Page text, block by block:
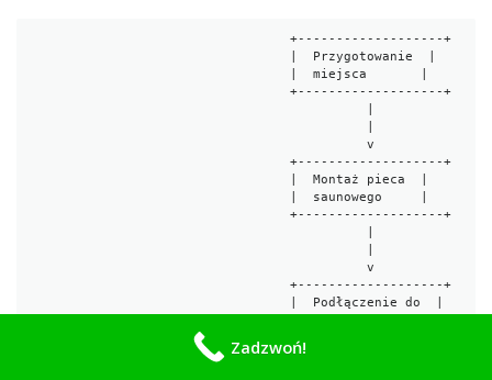
                                  +-------------------+
                                  +-------------------+
                                            v
                                  +-------------------+
                                  +-------------------+
                                            v
                                  +-------------------+
                                  |  lub instalacji  |
                                  |  grzewczej      |
Zadzwoń!